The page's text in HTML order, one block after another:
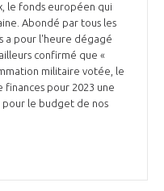
le fonds européen qui
Abondé par tous les
a pour l'heure dégagé
confirmé que «
militaire votée, le
pour 2023 une
le budget de nos